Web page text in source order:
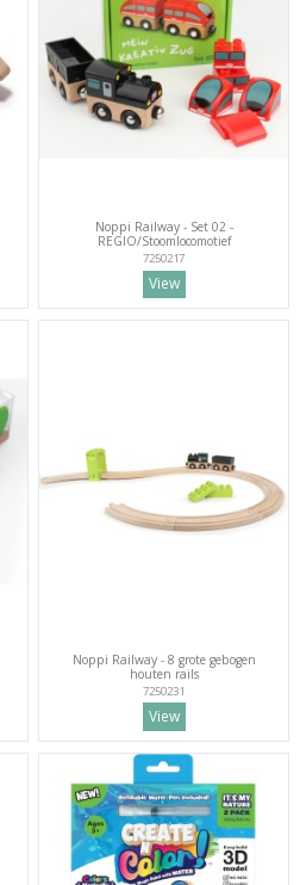
Noppi Railway - Set 02 -
REGIO/Stoomlocomotief
7250217
View
Noppi Railway - 8 grote gebogen
houten rails
7250231
View